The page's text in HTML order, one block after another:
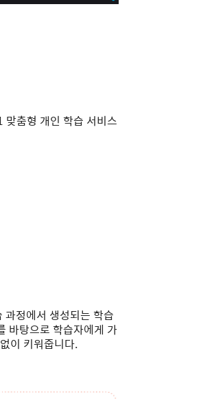
춤형 개인 학습 서비스
정에서 생성되는 학습
바탕으로 학습자에게 가
이 키워줍니다.